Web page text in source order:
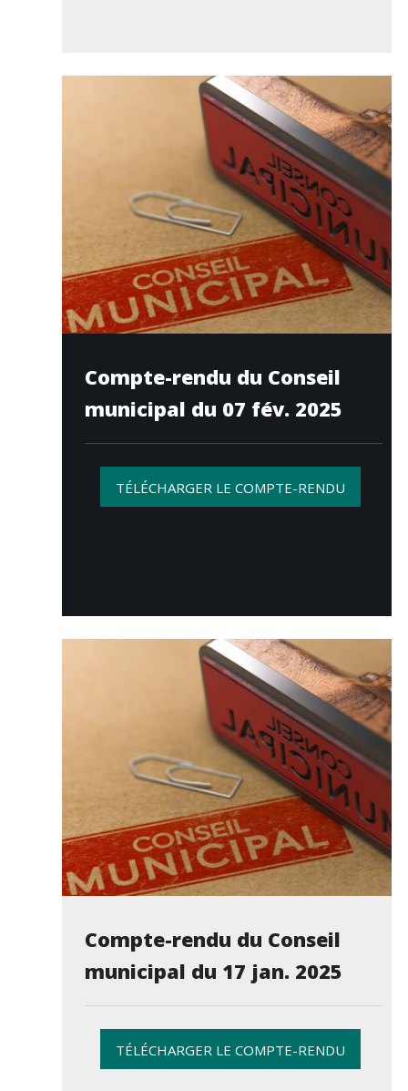
Compte-rendu du Conseil
municipal du 07 fév. 2025
TÉLÉCHARGER LE COMPTE-RENDU
Compte-rendu du Conseil
municipal du 17 jan. 2025
TÉLÉCHARGER LE COMPTE-RENDU